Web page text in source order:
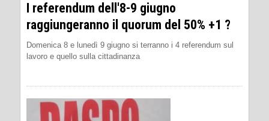
I referendum dell'8-9 giugno
raggiungeranno il quorum del 50% +1 ?
Domenica 8 e lunedì 9 giugno si terranno i 4 referendum sul
lavoro e quello sulla cittadinanza